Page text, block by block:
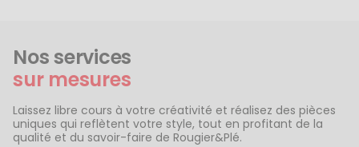
Nos services
sur mesures
Laissez libre cours à votre créativité et réalisez des pièces
uniques qui reflètent votre style, tout en profitant de la
qualité et du savoir-faire de Rougier&Plé.